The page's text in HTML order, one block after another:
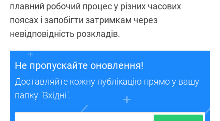
плавний робочий процес у різних часових
поясах і запобігти затримкам через
невідповідність розкладів.
Не пропускайте оновлення!
Доставляйте кожну публікацію прямо у вашу
папку "Вхідні".